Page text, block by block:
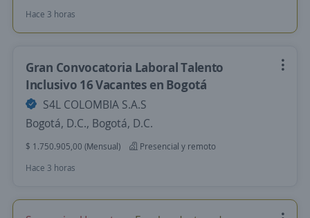
Hace 3 horas
Gran Convocatoria Laboral Talento
Inclusivo 16 Vacantes en Bogotá
S4L COLOMBIA S.A.S
Bogotá, D.C., Bogotá, D.C.
$ 1.750.905,00 (Mensual)
Presencial y remoto
Hace 3 horas